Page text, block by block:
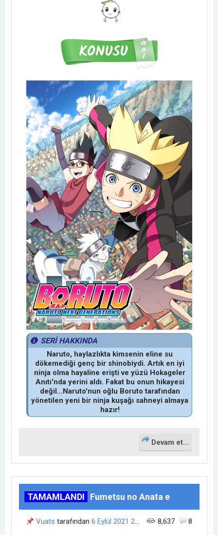
SERİ HAKKINDA
Naruto, haylazlıkta kimsenin eline su
dökemediği genç bir shinobiydi. Artık en iyi
ninja olma hayaline erişti ve yüzü Hokageler
Anıtı'nda yerini aldı. Fakat bu onun hikayesi
değil...Naruto'nun oğlu Boruto tarafından
yönetilen yeni bir ninja kuşağı sahneyi almaya
hazır!
Devam et...
TAMAMLANDI Fumetsu no Anata e
8
8,637
Vuats tarafından 6 Eylül 2021 23:57 zamanında açıldı.